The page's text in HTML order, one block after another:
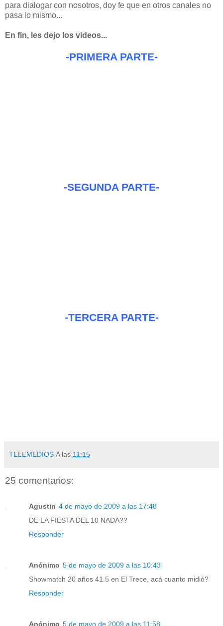
para dialogar con nosotros, doy fe que en otros canales no
pasa lo mismo...
En fin, les dejo los videos...
-PRIMERA PARTE-
-SEGUNDA PARTE-
-TERCERA PARTE-
TELEMEDIOS A las 11:15
25 comentarios:
Agustin 4 de mayo de 2009 a las 17:48
DE LA FIESTA DEL 10 NADA??
Responder
Anónimo 5 de mayo de 2009 a las 10:43
Showmatch 20 años 41.5 en El Trece, acá cuanto midió?
Responder
Anónimo 5 de mayo de 2009 a las 11:58